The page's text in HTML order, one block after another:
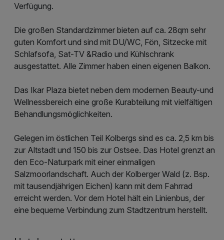
Verfügung.
Die großen Standardzimmer bieten auf ca. 28qm sehr
guten Komfort und sind mit DU/WC, Fön, Sitzecke mit
Schlafsofa, Sat-TV &Radio und Kühlschrank
ausgestattet. Alle Zimmer haben einen eigenen Balkon.
Das Ikar Plaza bietet neben dem modernen Beauty-und
Wellnessbereich eine große Kurabteilung mit vielfältigen
Behandlungsmöglichkeiten.
Gelegen im östlichen Teil Kolbergs sind es ca. 2,5 km bis
zur Altstadt und 150 bis zur Ostsee. Das Hotel grenzt an
den Eco-Naturpark mit einer einmaligen
Salzmoorlandschaft. Auch der Kolberger Wald (z. Bsp.
mit tausendjährigen Eichen) kann mit dem Fahrrad
erreicht werden. Vor dem Hotel hält ein Linienbus, der
eine bequeme Verbindung zum Stadtzentrum herstellt.